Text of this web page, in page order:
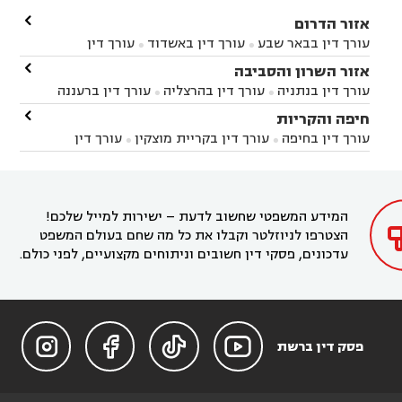
אזור הדרום
עורך דין בבאר שבע  עורך דין באשדוד 
עורך דין
באשקלון
עורך דין בבאר טוביה עורך דין בגן יבנה
עורך דין בניר הבנים עורך דין בערד
זיקים
עורך דין בנתיבות עורך דין בקרית מלאכי

אזור השרון והסביבה
עורך דין בנתניה  עורך דין בהרצליה  עורך דין ברעננה
עורך דין בחדרה עורך דין בכפר סבא
עורך דין בהוד
השרון
עורך דין באבן יהודה
עורך דין בחריש עורך דין בקיסריה עורך דין בקדימה

חיפה והקריות
עורך דין בחיפה  עורך דין בקריית מוצקין 
עורך דין
בקרית מוצקין
עורך דין בקריית אתא
עורך דין

המידע המשפטי שחשוב לדעת – ישירות למייל שלכם!
הצטרפו לניוזלטר וקבלו את כל מה שחם בעולם המשפט
עדכונים, פסקי דין חשובים וניתוחים מקצועיים, לפני כולם.
פסק דין ברשת 


